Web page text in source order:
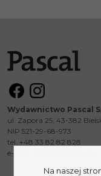
Wydawnictwo Pascal
ul. Zapora 25, 43-382
NIP 521-29-68-973
tel. +48 33 82 82 828
e-mail:
Na naszej